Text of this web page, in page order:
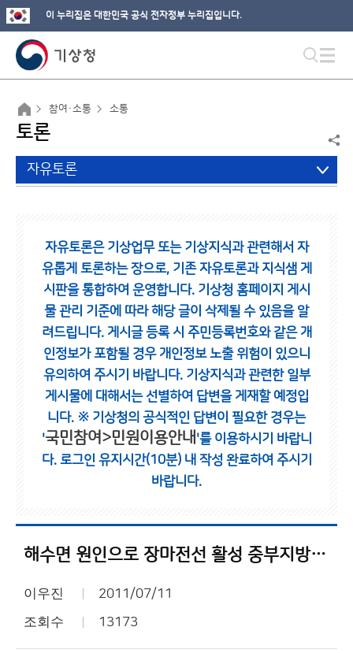
이 누리집은 대한민국 공식 전자정부 누리집입니다.
참여·소통 소통
토론
자유토론
자유토론은 기상업무 또는 기상지식과 관련해서 자
유롭게 토론하는 장으로, 기존 자유토론과 지식샘 게
시판을 통합하여 운영합니다. 기상청 홈페이지 게시
물 관리 기준에 따라 해당 글이 삭제될 수 있음을 알
려드립니다. 게시글 등록 시 주민등록번호와 같은 개
인정보가 포함될 경우 개인정보 노출 위험이 있으니
유의하여 주시기 바랍니다. 기상지식과 관련한 일부
게시물에 대해서는 선별하여 답변을 게재할 예정입
니다. ※ 기상청의 공식적인 답변이 필요한 경우는
'국민참여>민원이용안내 '를 이용하시기 바랍니
다. 로그인 유지시간(10분) 내 작성 완료하여 주시기
바랍니다.
해수면 원인으로 장마전선 활성 중부지방 못하는듯
이우진 2011/07/11
조회수 13173